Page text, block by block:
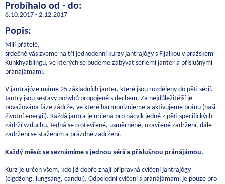
Probíhalo od - do:
8.10.2017 - 2.12.2017
Popis:
Milí přátelé,
srdečně vás zveme na tři jednodenní kurzy jantrajógy s Fijalkou v pražském
Kunkhyablingu, ve kterých se budeme zabývat sériemi janter a příslušnými
pránájámami.
V jantrajóze máme 25 základních janter, které jsou rozděleny do pěti sérií.
Jantry jsou sestavy pohybů propojené s dechem. Za nejdůležitější je
považována fáze zádrže, ve které harmonizujeme a aktivujeme pránu (naši
životní energii). Každá jantra je určena pro nácvik jedné z pěti specifických
zádrží vzduchu. Jedná se o otevřené, usměrněné, uzavřené zadržení, dále
zadržení se stažením a prázdné zadržení.
Každý měsíc se seznámíme s jednou sérií a příslušnou pránájámou.
Kurz je určen všem, kdo již dobře znají přípravná cvičení jantrajógy
(cigdžong, lungsang, candul). Odpolední cvičení s pránájámami je pouze pro